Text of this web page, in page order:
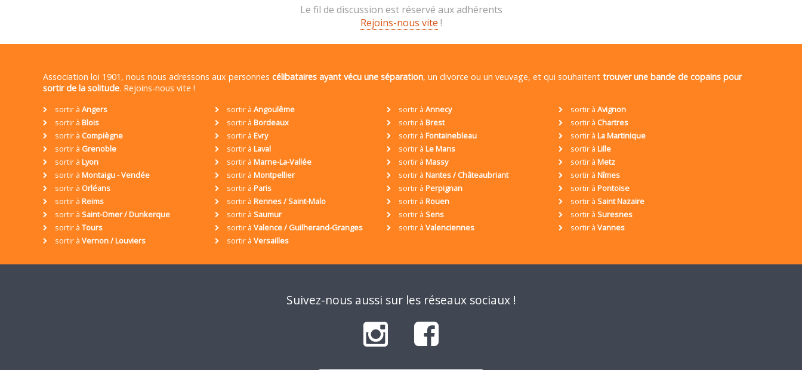
Le fil de discussion est réservé aux adhérents
Rejoins-nous vite !
Association loi 1901, nous nous adressons aux personnes célibataires ayant vécu une séparation, un divorce ou un veuvage, et qui souhaitent trouver une bande de copains pour
sortir de la solitude. Rejoins-nous vite !
sortir à Angers sortir à Angoulême sortir à Annecy sortir à Avignon
sortir à Blois sortir à Bordeaux sortir à Brest sortir à Chartres
sortir à Compiègne sortir à Evry sortir à Fontainebleau sortir à La Martinique
sortir à Grenoble sortir à Laval sortir à Le Mans sortir à Lille
sortir à Lyon sortir à Marne-La-Vallée sortir à Massy sortir à Metz
sortir à Montaigu - Vendée sortir à Montpellier sortir à Nantes / Châteaubriant sortir à Nîmes
sortir à Orléans sortir à Paris sortir à Perpignan sortir à Pontoise
sortir à Reims sortir à Rennes / Saint-Malo sortir à Rouen sortir à Saint Nazaire
sortir à Saint-Omer / Dunkerque sortir à Saumur sortir à Sens sortir à Suresnes
sortir à Tours sortir à Valence / Guilherand-Granges sortir à Valenciennes sortir à Vannes
sortir à Vernon / Louviers sortir à Versailles
Suivez-nous aussi sur les réseaux sociaux !